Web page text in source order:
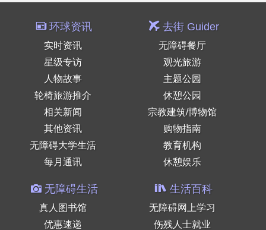
环球资讯
实时资讯
星级专访
人物故事
轮椅旅游推介
相关新闻
其他资讯
无障碍大学生活
每月通讯
去街 Guider
无障碍餐厅
观光旅游
主题公园
休憩公园
宗教建筑/博物馆
购物指南
教育机构
休憩娱乐
无障碍生活
真人图书馆
优惠速递
生活百科
无障碍网上学习
伤残人士就业